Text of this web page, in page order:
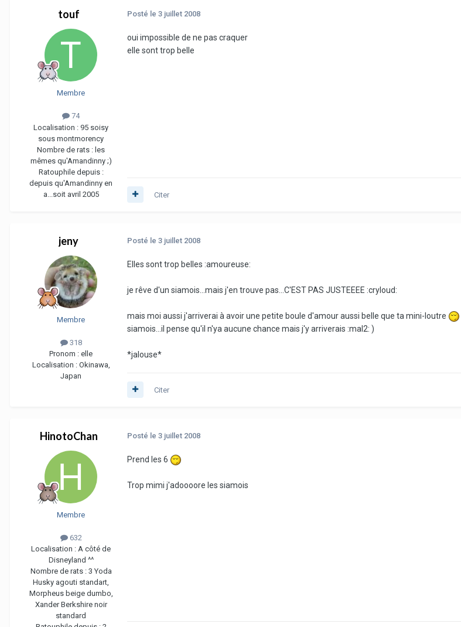
touf
Membre
74
Localisation : 95 soisy
sous montmorency
Nombre de rats : les
mêmes qu'Amandinny ;)
Ratouphile depuis :
depuis qu'Amandinny en
a...soit avril 2005
Posté le 3 juillet 2008
oui impossible de ne pas craquer
elle sont trop belle
Citer
jeny
Membre
318
Pronom : elle
Localisation : Okinawa,
Japan
Posté le 3 juillet 2008
Elles sont trop belles :amoureuse:
je rêve d'un siamois...mais j'en trouve pas...C'EST PAS JUSTEEEE :cryloud:
mais moi aussi j'arriverai à avoir une petite boule d'amour aussi belle que ta mini-loutre
siamois...il pense qu'il n'ya aucune chance mais j'y arriverais :mal2: )
*jalouse*
Citer
HinotoChan
Membre
632
Localisation : A côté de
Disneyland ^^
Nombre de rats : 3 Yoda
Husky agouti standart,
Morpheus beige dumbo,
Xander Berkshire noir
standard
Posté le 3 juillet 2008
Prend les 6
Trop mimi j'adoooore les siamois